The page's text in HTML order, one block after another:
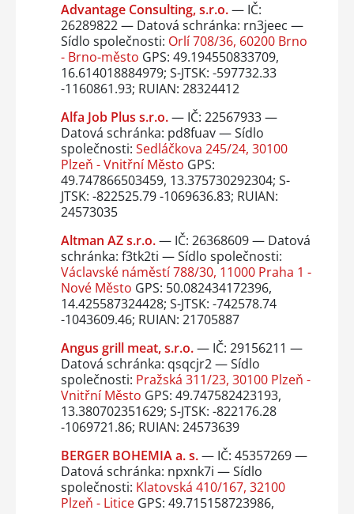
Advantage Consulting, s.r.o.— IČ:
26289822 — Datová schránka: rn3jeec —
Sídlo společnosti: Orlí 708/36, 60200 Brno
- Brno-město GPS: 49.194550833709,
16.614018884979; S-JTSK: -597732.33
-1160861.93; RUIAN: 28324412
Alfa Job Plus s.r.o.— IČ: 22567933 —
Datová schránka: pd8fuav — Sídlo
společnosti: Sedláčkova 245/24, 30100
Plzeň - Vnitřní Město GPS:
49.747866503459, 13.375730292304; S-
JTSK: -822525.79 -1069636.83; RUIAN:
24573035
Altman AZ s.r.o.— IČ: 26368609 — Datová
schránka: f3tk2ti — Sídlo společnosti:
Václavské náměstí 788/30, 11000 Praha 1 -
Nové Město GPS: 50.082434172396,
14.425587324428; S-JTSK: -742578.74
-1043609.46; RUIAN: 21705887
Angus grill meat, s.r.o.— IČ: 29156211 —
Datová schránka: qsqcjr2 — Sídlo
společnosti: Pražská 311/23, 30100 Plzeň -
Vnitřní Město GPS: 49.747582423193,
13.380702351629; S-JTSK: -822176.28
-1069721.86; RUIAN: 24573639
BERGER BOHEMIA a. s.— IČ: 45357269 —
Datová schránka: npxnk7i — Sídlo
společnosti: Klatovská 410/167, 32100
Plzeň - LiticeGPS: 49.715158723986,